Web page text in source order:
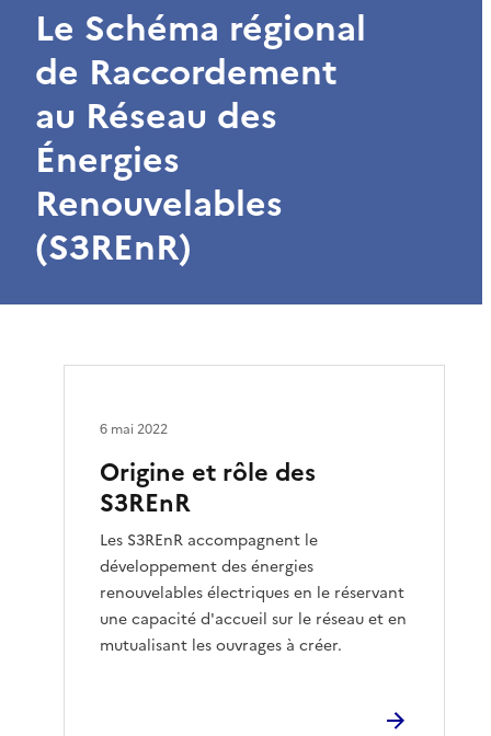
Le Schéma régional
de Raccordement
au Réseau des
Énergies
Renouvelables
(S3REnR)
Origine et rôle des
S3REnR
Les S3REnR accompagnent le
développement des énergies
renouvelables électriques en le réservant
une capacité d'accueil sur le réseau et en
mutualisant les ouvrages à créer.
6 mai 2022